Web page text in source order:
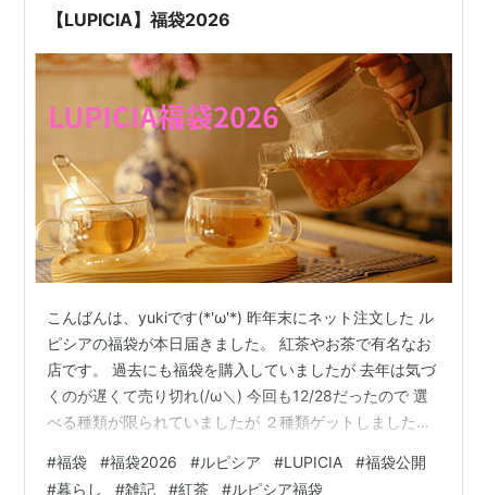
くさん並んでいた。物は試しと買っ…
【LUPICIA】福袋2026
こんばんは、yukiです(*'ω'*) 昨年末にネット注文した ル
ピシアの福袋が本日届きました。 紅茶やお茶で有名なお
店です。 過去にも福袋を購入していましたが 去年は気づ
くのが遅くて売り切れ(/ω＼) 今回も12/28だったので 選
べる種類が限られていましたが ２種類ゲットしました。
類の入ったティーバッグタイプです。 どちらも5,400
#福袋 #福袋2026 #ルピシア #LUPICIA #福袋公開
#暮らし #雑記 #紅茶 #ルピシア福袋